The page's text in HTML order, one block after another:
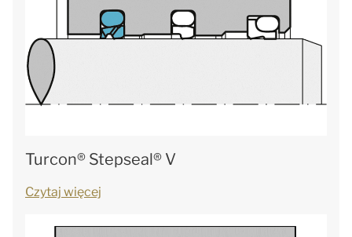
Turcon® Stepseal® V
Czytaj więcej